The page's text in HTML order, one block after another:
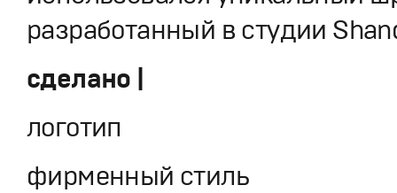
разработанный в студии
сделано |
логотип
фирменный стиль